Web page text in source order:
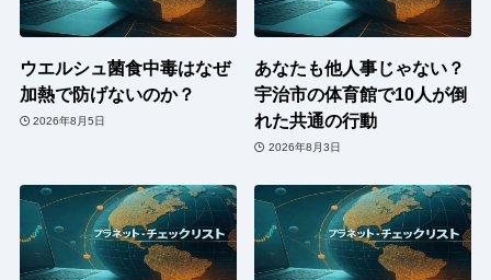
ウエルシュ菌食中毒はなぜ
加熱で防げないのか？
2026年8月5日
あなたも他人事じゃない？
宇治市の体育館で10人が倒
れた共通の行動
2026年8月3日